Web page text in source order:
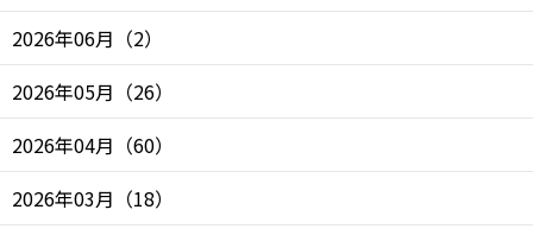
2026年06月 （2）
2026年05月 （26）
2026年04月 （60）
2026年03月 （18）